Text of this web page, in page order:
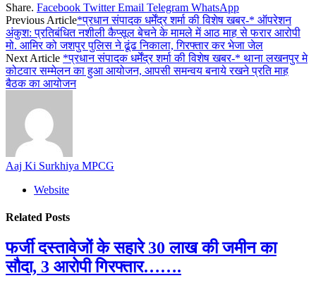
Share. Facebook Twitter Email Telegram WhatsApp
Previous Article*प्रधान संपादक धर्मेंद्र शर्मा की विशेष खबर-* ऑपरेशन
अंकुश: प्रतिबंधित नशीली कैप्सूल बेचने के मामले में आठ माह से फरार आरोपी
मो. आमिर को जशपुर पुलिस ने ढूंढ निकाला, गिरफ्तार कर भेजा जेल
Next Article *प्रधान संपादक धर्मेंद्र शर्मा की विशेष खबर-* थाना लखनपुर मे
कोटवार सम्मेलन का हुआ आयोजन, आपसी समन्वय बनाये रखने प्रति माह
बैठक का आयोजन
Aaj Ki Surkhiya MPCG
Website
Related Posts
फर्जी दस्तावेजों के सहारे 30 लाख की जमीन का
सौदा, 3 आरोपी गिरफ्तार…….